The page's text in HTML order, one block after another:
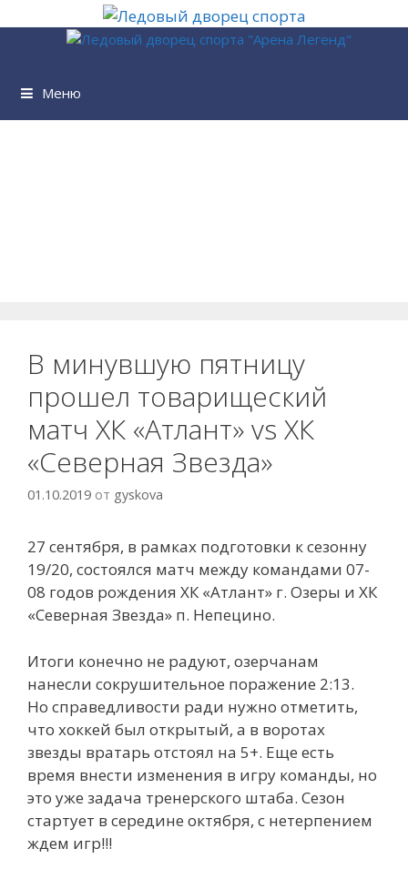
Перейти
содержимому
Меню
В минувшую пятницу
прошел товарищеский
матч ХК «Атлант» vs ХК
«Северная Звезда»
01.10.2019 от gyskova
27 сентября, в рамках подготовки к сезонну
19/20, состоялся матч между командами 07-
08 годов рождения ХК «Атлант» г. Озеры и ХК
«Северная Звезда» п. Непецино.
Итоги конечно не радуют, озерчанам
нанесли сокрушительное поражение 2:13.
Но справедливости ради нужно отметить,
что хоккей был открытый, а в воротах
звезды вратарь отстоял на 5+. Еще есть
время внести изменения в игру команды, но
это уже задача тренерского штаба. Сезон
стартует в середине октября, с нетерпением
ждем игр!!!